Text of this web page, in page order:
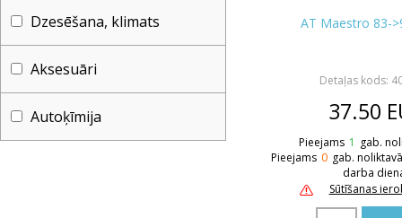
Dzesēšana, klimats
Aksesuāri
Autoķīmija
AT Maestro 83-
Detaļas kods:
37.50
Pieejams 1 gab.
Pieejams 0 gab.
darba
Sūtīšanas